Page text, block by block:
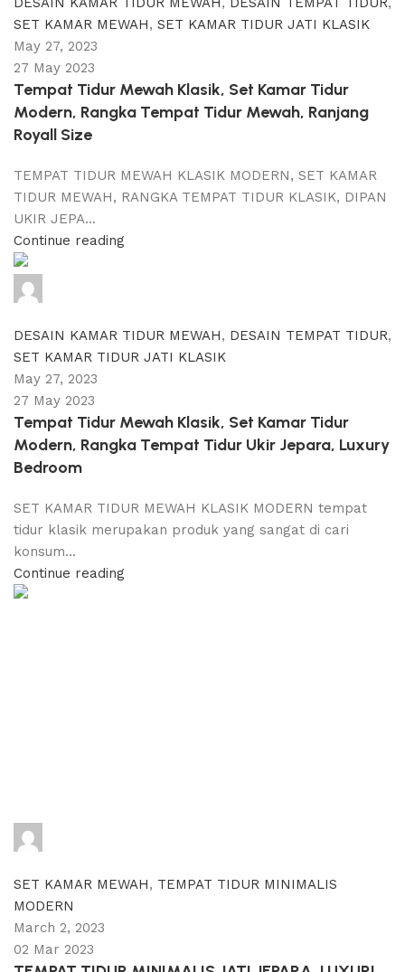
SET KAMAR MEWAH, SET KAMAR TIDUR JATI KLASIK
May 27, 2023
27 May 2023
Tempat Tidur Mewah Klasik, Set Kamar Tidur
Modern, Rangka Tempat Tidur Mewah, Ranjang
Royall Size
TEMPAT TIDUR MEWAH KLASIK MODERN, SET KAMAR
TIDUR MEWAH, RANGKA TEMPAT TIDUR KLASIK, DIPAN
UKIR JEPA...
Continue reading
DESAIN KAMAR TIDUR MEWAH, DESAIN TEMPAT TIDUR,
SET KAMAR TIDUR JATI KLASIK
May 27, 2023
27 May 2023
Tempat Tidur Mewah Klasik, Set Kamar Tidur
Modern, Rangka Tempat Tidur Ukir Jepara, Luxury
Bedroom
SET KAMAR TIDUR MEWAH KLASIK MODERN tempat
tidur klasik merupakan produk yang sangat di cari
konsum...
Continue reading
SET KAMAR MEWAH, TEMPAT TIDUR MINIMALIS
MODERN
March 2, 2023
02 Mar 2023